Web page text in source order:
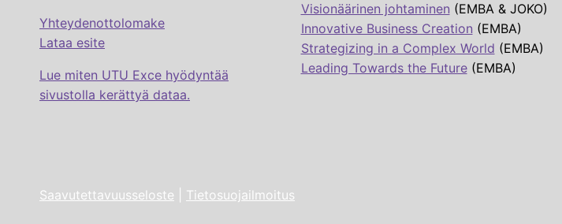
Yhteydenottolomake
Lataa esite
Lue miten UTU Exce hyödyntää
sivustolla kerättyä dataa.
Visionäärinen johtaminen (EMBA & JOKO)
Innovative Business Creation (EMBA)
Strategizing in a Complex World (EMBA)
Leading Towards the Future(EMBA)
Saavutettavuusseloste Tietosuojailmoitus